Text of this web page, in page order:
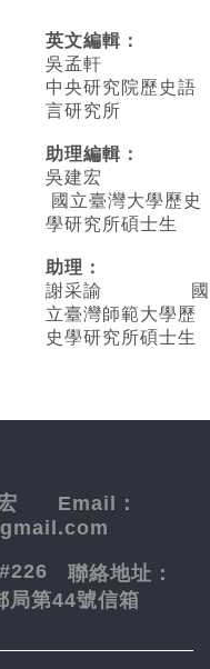
英文編輯 ：
吳孟軒
中央研究院歷史語
言研究所
助理編輯：
吳建宏
國立臺灣大學歷史
學研究所碩士生
助理：
謝采諭
國
立臺灣師範大學歷
史學研究所碩士生
宏 Email：
#226 聯絡地址：
局第44號信箱